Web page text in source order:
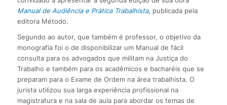
Manual de Audiência e Prática Trabalhista, publicada pela
editora Método.
Segundo ao autor, que também é professor, o objetivo da
monografia foi o de disponibilizar um Manual de fácil
consulta para os advogados que militam na Justiça do
Trabalho e também para os acadêmicos e bacharéis que se
preparam para o Exame de Ordem na área trabalhista. O
jurista utilizou sua larga experiência profissional na
magistratura e na sala de aula para abordar os temas de